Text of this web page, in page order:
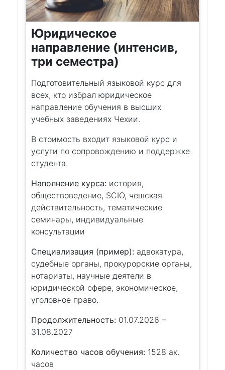
Юридическое
направление (интенсив,
три семестра)
Подготовительный языковой курс для
всех, кто избрал юридическое
направление обучения в высших
учебных заведениях Чехии.
В стоимость входит языковой курс и
услуги по сопровождению и поддержке
студента.
Наполнение курса: история,
обществоведение, SCIO, чешская
действительность, тематические
семинары, индивидуальные
консультации
Специализация (пример): адвокатура,
судебные органы, прокурорские органы,
нотариаты, научные деятели в
юридической сфере, экономическое,
уголовное право.
Продолжительность: 01.07.2026 –
31.08.2027
Количество часов обучения: 1528 ак.
часов